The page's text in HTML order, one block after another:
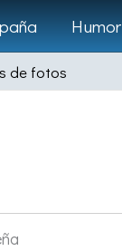
Humor
de fotos